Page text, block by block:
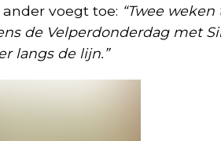
ander voegt toe: “Twee
de Velperdonderdag met
langs de lijn.”